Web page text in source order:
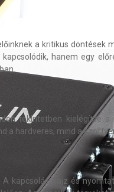
a kritikus döntések
hanem egy
tekintetben kielégítse a
a hardveres, mind a
kapcsolási rajz és